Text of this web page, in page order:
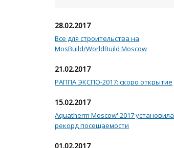
28.02.2017
Все для строительства на
MosBuild/WorldBuild Moscow
21.02.2017
РАППА ЭКСПО-2017: скоро открытие
15.02.2017
Aquatherm Moscow' 2017 установила
рекорд посещаемости
01.02.2017